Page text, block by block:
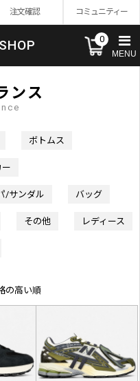
注文確認 コミュニティー
0
MENU
ンス
ボトムス
ー
/サンダル バッグ
その他 レディース
の高い順